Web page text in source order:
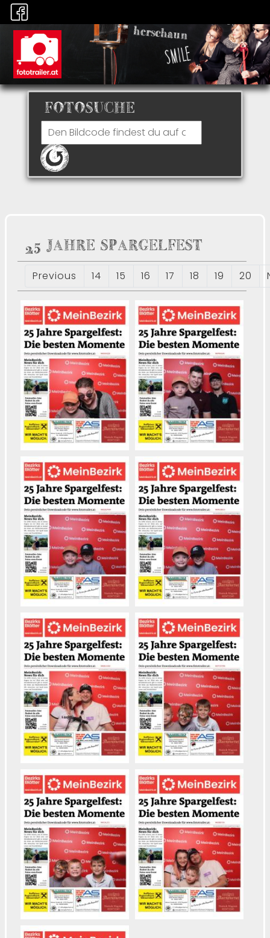
FOTOSUCHE
25 JAHRE SPARGELFEST
Previous 14 15 16 17 18 19 20